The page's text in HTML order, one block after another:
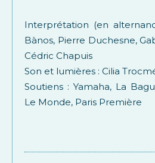
Interprétation (en
Bànos, Pierre Duchesne,
Cédric Chapuis
Son et lumières : Cilia
Soutiens : Yamaha, La
Le Monde, Paris Première